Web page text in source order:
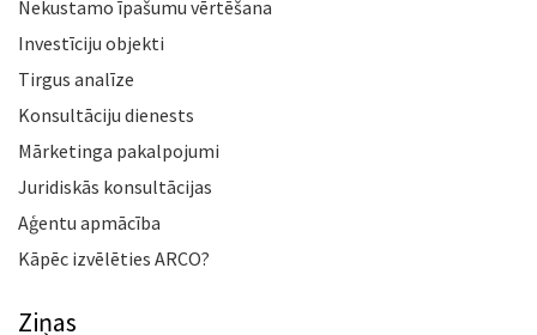
Nekustamo īpašumu vērtēšana
Investīciju objekti
Tirgus analīze
Konsultāciju dienests
Mārketinga pakalpojumi
Juridiskās konsultācijas
Aģentu apmācība
Kāpēc izvēlēties ARCO?
Ziņas